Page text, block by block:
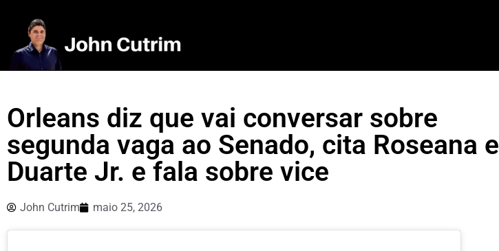
Orleans diz que vai conversar sobre
segunda vaga ao Senado, cita Roseana e
Duarte Jr. e fala sobre vice
John Cutrim maio 25, 2026